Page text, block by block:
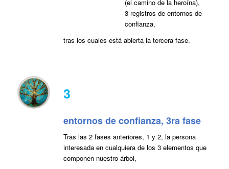
(el camino de la heroína),
3 registros de entornos de
confianza,
tras los cuales está abierta la tercera fase.
3
entornos de confianza, 3ra fase
Tras las 2 fases anteriores, 1 y 2, la persona
interesada en cualquiera de los 3 elementos que
componen nuestro árbol,